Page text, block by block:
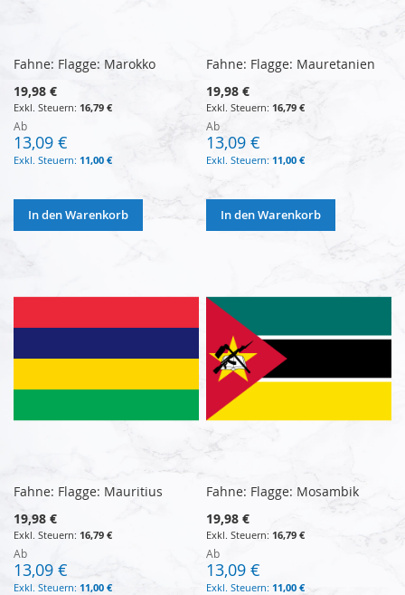
Fahne: Flagge: Marokko
19,98 €
16,79 €
Ab
13,09 €
11,00 €
In den Warenkorb
Fahne: Flagge: Mauretanien
19,98 €
16,79 €
Ab
13,09 €
11,00 €
In den Warenkorb
Fahne: Flagge: Mauritius
19,98 €
16,79 €
Ab
13,09 €
11,00 €
Fahne: Flagge: Mosambik
19,98 €
16,79 €
Ab
13,09 €
11,00 €